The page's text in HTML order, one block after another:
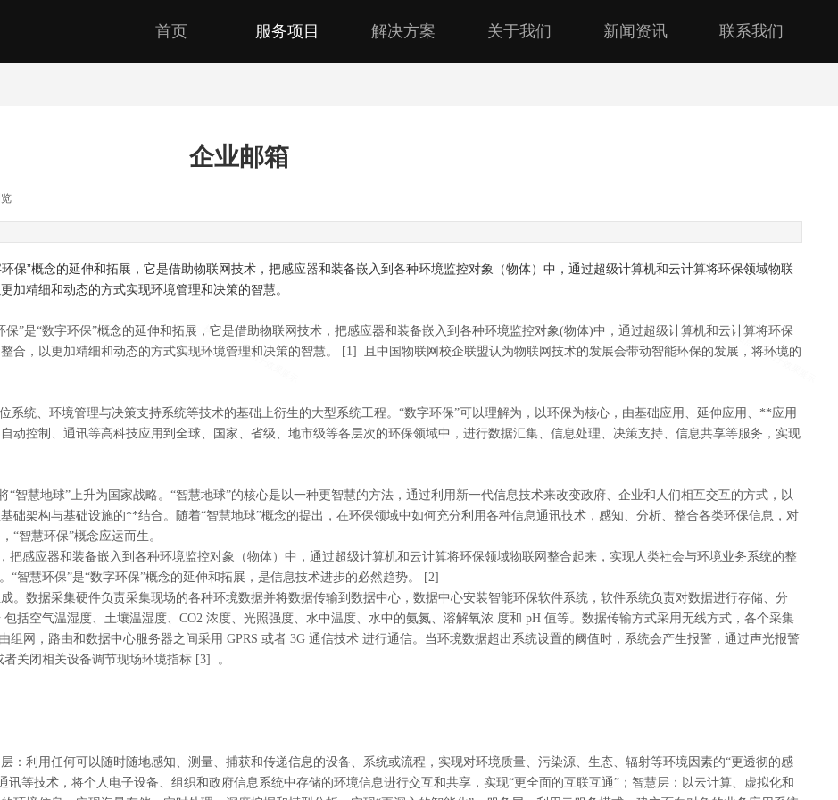
首页 服务项目 解决方案 关于我们 新闻资讯 联系我们
企业邮箱
环保”概念的延伸和拓展，它是借助物联网技术，把感应器和装备嵌入到各种环境监控对象（物体）中，通过超级计算机和云计算将环保领域物联
加精细和动态的方式实现环境管理和决策的智慧。
”是“数字环保”概念的延伸和拓展，它是借助物联网技术，把感应器和装备嵌入到各种环境监控对象(物体)中，通过超级计算机和云计算将环保
合，以更加精细和动态的方式实现环境管理和决策的智慧。 [1] 且中国物联网校企联盟认为物联网技术的发展会带动智能环保的发展，将环境的
系统、环境管理与决策支持系统等技术的基础上衍生的大型系统工程。“数字环保”可以理解为，以环保为核心，由基础应用、延伸应用、**应用
动控制、通讯等高科技应用到全球、国家、省级、地市级等各层次的环保领域中，进行数据汇集、信息处理、决策支持、信息共享等服务，实现
“智慧地球”上升为国家战略。“智慧地球”的核心是以一种更智慧的方法，通过利用新一代信息技术来改变政府、企业和人们相互交互的方式，以
础架构与基础设施的**结合。随着“智慧地球”概念的提出，在环保领域中如何充分利用各种信息通讯技术，感知、分析、整合各类环保信息，对
“智慧环保”概念应运而生。
把感应器和装备嵌入到各种环境监控对象（物体）中，通过超级计算机和云计算将环保领域物联网整合起来，实现人类社会与环境业务系统的整
“智慧环保”是“数字环保”概念的延伸和拓展，是信息技术进步的必然趋势。 [2]
。数据采集硬件负责采集现场的各种环境数据并将数据传输到数据中心，数据中心安装智能环保软件系统，软件系统负责对数据进行存储、分
括空气温湿度、土壤温湿度、CO2 浓度、光照强度、水中温度、水中的氨氮、溶解氧浓 度和 pH 值等。数据传输方式采用无线方式，各个采集
组网，路由和数据中心服务器之间采用 GPRS 或者 3G 通信技术 进行通信。当环境数据超出系统设置的阈值时，系统会产生报警，通过声光报警
关闭相关设备调节现场环境指标 [3] 。
：利用任何可以随时随地感知、测量、捕获和传递信息的设备、系统或流程，实现对环境质量、污染源、生态、辐射等环境因素的“更透彻的感
等技术，将个人电子设备、组织和政府信息系统中存储的环境信息进行交互和共享，实现“更全面的互联互通”；智慧层：以云计算、虚拟化和